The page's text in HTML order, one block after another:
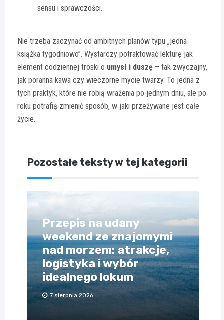
sensu i sprawczości.
Nie trzeba zaczynać od ambitnych planów typu „jedna
książka tygodniowo”. Wystarczy potraktować lekturę jak
element codziennej troski o umysł i duszę – tak zwyczajny,
jak poranna kawa czy wieczorne mycie twarzy. To jedna z
tych praktyk, które nie robią wrażenia po jednym dniu, ale po
roku potrafią zmienić sposób, w jaki przeżywane jest całe
życie.
Pozostałe teksty w tej kategorii
Przepis na udany
weekend ze znajomymi
nad morzem: atrakcje,
logistyka i wybór
idealnego lokum
7 sierpnia 2026